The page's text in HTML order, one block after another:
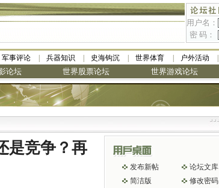
用户名：
密 码：
军事评论 兵器知识 史海钩沉 世界体育 户外活动
论坛 世界股票论坛 世界游戏论坛
是竞争？再
发布新帖 论坛文库
简洁版
修改密码